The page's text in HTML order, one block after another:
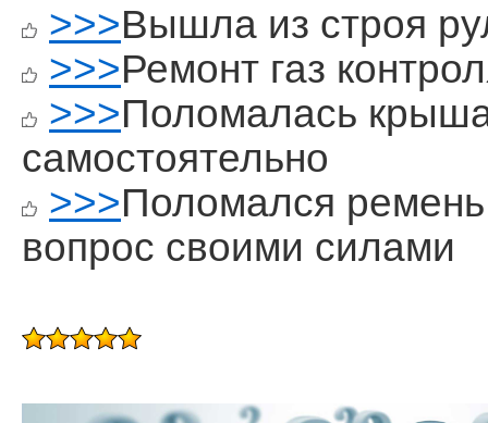
>>>Вышла из строя
>>>Ремонт газ
>>>Поломалась
самостоятельно
>>>Поломался
вопрос своими силами